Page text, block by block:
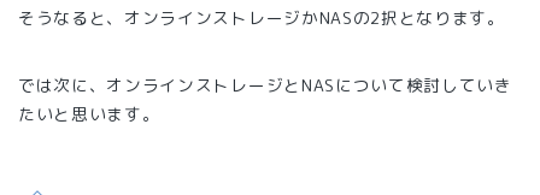
そうなると、オンラインストレージかNASの2択となります。
では次に、オンラインストレージとNASについて検討していき
たいと思います。